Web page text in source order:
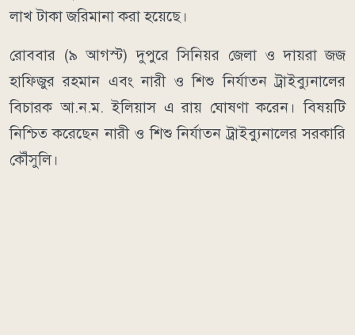
লাখ টাকা জরিমানা করা হয়েছে।
রোববার (৯ আগস্ট) দুপুরে সিনিয়র জেলা ও দায়রা জজ
হাফিজুর রহমান এবং নারী ও শিশু নির্যাতন ট্রাইব্যুনালের
বিচারক আ.ন.ম. ইলিয়াস এ রায় ঘোষণা করেন। বিষয়টি
নিশ্চিত করেছেন নারী ও শিশু নির্যাতন ট্রাইব্যুনালের সরকারি
কৌঁসুলি।